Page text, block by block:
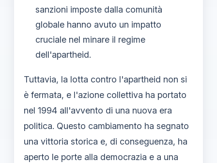
sanzioni imposte dalla comunità
globale hanno avuto un impatto
cruciale nel minare il regime
dell'apartheid.
Tuttavia, la lotta contro l'apartheid non si
è fermata, e l'azione collettiva ha portato
nel 1994 all'avvento di una nuova era
politica. Questo cambiamento ha segnato
una vittoria storica e, di conseguenza, ha
aperto le porte alla democrazia e a una